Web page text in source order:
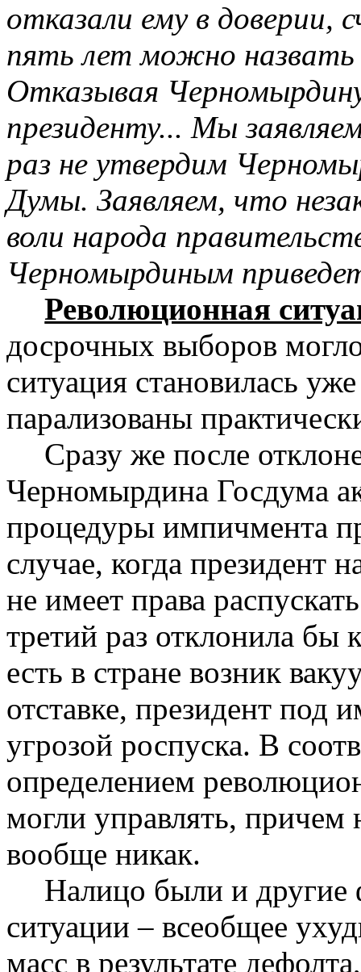
отказали ему в
пять лет можно
Отказывая
президенту... Мы
раз не утвердим
Думы. Заявляем, что
воли народа
Черномырдиным
Революционная
досрочных выборов
ситуация становилась
парализованы
Сразу же после
Черномырдина Госдума
процедуры импичмента
случае, когда президент
не имеет права
третий раз отклонила
есть в стране возник
отставке, президент под
угрозой роспуска. В
определением
могли управлять, причем
вообще никак.
Налицо были и
ситуации – всеобщее
масс в результате